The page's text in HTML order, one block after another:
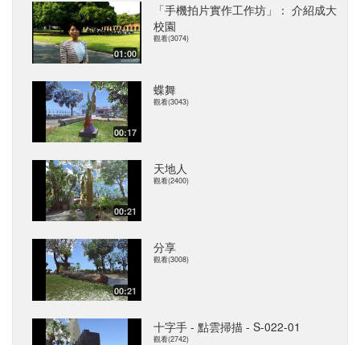
01:00
「手機拍片實作工作坊」： 介紹成大
校園
觀看(3074)
00:17
蝶舞
觀看(3043)
00:21
天地人
觀看(2400)
00:21
分享
觀看(3008)
十字手 - 點雲掃描 - S-022-01
觀看(2742)